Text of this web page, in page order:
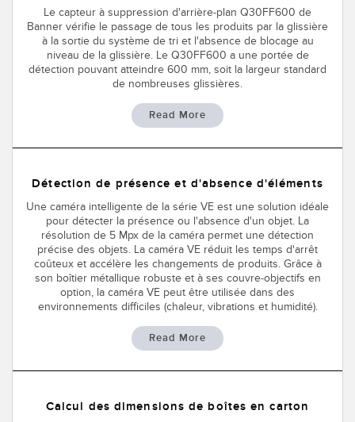
CAPTEURS
Capteurs photoélectriques
Mesure de distance laser
Capteurs à ultrasons
Amplificateurs à fibre optique
Fibres optiques
Fourches optiques, capteurs de détection de zone et
d’étiquettes
Capteurs de repères, de couleurs et de luminescence
Capteurs d’aide au choix
Capteurs de température
IIOT ET L'USINE
INTELLIGENTE
Appel de pièces, service ou retrait de palettes
Détection fiable des bords avant
Maintenance prédictive
Surveillance du niveau des cuves
Efficacité globale de l'équipement (OEE)
Surveillance des conditions : maintenance prédictive et
préventive
Surveillance des machines/Efficacité globale de l'équipement
Le capteur à suppression d'arrière-plan Q30FF600 de
Banner vérifie le passage de tous les produits par la glissière
à la sortie du système de tri et l'absence de blocage au
niveau de la glissière. Le Q30FF600 a une portée de
détection pouvant atteindre 600 mm, soit la largeur standard
de nombreuses glissières.
Read More
Détection de présence et d'absence d'éléments
Une caméra intelligente de la série VE est une solution idéale
pour détecter la présence ou l'absence d'un objet. La
résolution de 5 Mpx de la caméra permet une détection
précise des objets. La caméra VE réduit les temps d'arrêt
coûteux et accélère les changements de produits. Grâce à
son boîtier métallique robuste et à ses couvre-objectifs en
option, la caméra VE peut être utilisée dans des
environnements difficiles (chaleur, vibrations et humidité).
Read More
Calcul des dimensions de boîtes en carton